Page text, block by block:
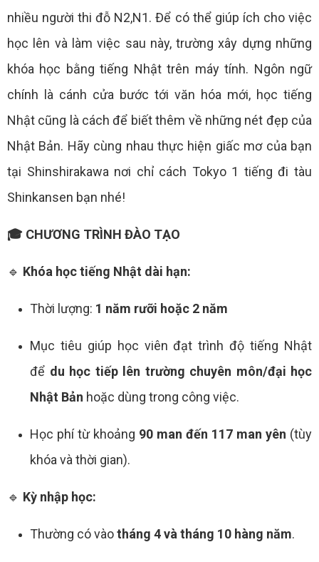
nhiều người thi đỗ N2,N1. Để có thể giúp ích cho việc
học lên và làm việc sau này, trường xây dựng những
khóa học bằng tiếng Nhật trên máy tính. Ngôn ngữ
chính là cánh cửa bước tới văn hóa mới, học tiếng
Nhật cũng là cách để biết thêm về những nét đẹp của
Nhật Bản. Hãy cùng nhau thực hiện giấc mơ của bạn
tại Shinshirakawa nơi chỉ cách Tokyo 1 tiếng đi tàu
Shinkansen bạn nhé!
🎓 CHƯƠNG TRÌNH ĐÀO TẠO
🔹 Khóa học tiếng Nhật dài hạn:
Thời lượng: 1 năm rưỡi hoặc 2 năm
Mục tiêu giúp học viên đạt trình độ tiếng Nhật
để du học tiếp lên trường chuyên môn/đại học
Nhật Bản hoặc dùng trong công việc.
Học phí từ khoảng 90 man đến 117 man yên (tùy
khóa và thời gian).
🔹 Kỳ nhập học:
Thường có vàotháng 4 và tháng 10 hàng năm.